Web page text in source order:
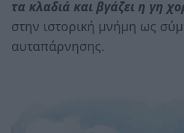
τα κλαδιά και βγάζει η γη
στην ιστορική μνήμη ως
αυταπάρνησης.